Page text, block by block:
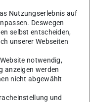
mit
Nutzungserlebnis auf
Deswegen
selbst entscheiden,
unserer Webseiten
notwendig,
anzeigen werden
nicht abgewählt
und